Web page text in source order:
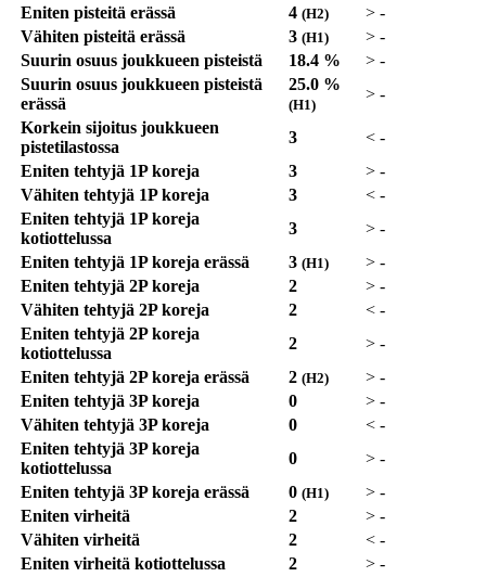
Eniten pisteitä erässä
4 (H2) > -
Vähiten pisteitä erässä
3 (H1) > -
Suurin osuus joukkueen pisteistä
18.4 % > -
Suurin osuus joukkueen pisteistä
erässä
25.0 %
(H1)
> -
Korkein sijoitus joukkueen
pistetilastossa
3 < -
Eniten tehtyjä 1P koreja
3 > -
Vähiten tehtyjä 1P koreja
3 < -
Eniten tehtyjä 1P koreja
kotiottelussa
3 > -
Eniten tehtyjä 1P koreja erässä
3 (H1) > -
Eniten tehtyjä 2P koreja
2 > -
Vähiten tehtyjä 2P koreja
2 < -
Eniten tehtyjä 2P koreja
kotiottelussa
2 > -
Eniten tehtyjä 2P koreja erässä
2 (H2) > -
Eniten tehtyjä 3P koreja
0 > -
Vähiten tehtyjä 3P koreja
0 < -
Eniten tehtyjä 3P koreja
kotiottelussa
0 > -
Eniten tehtyjä 3P koreja erässä
0 (H1) > -
Eniten virheitä
2 > -
Vähiten virheitä
2 < -
Eniten virheitä kotiottelussa
2 > -